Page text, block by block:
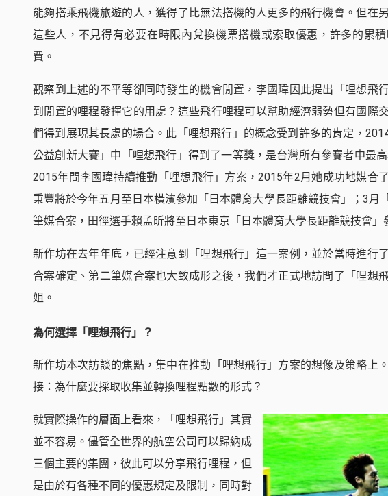
能夠搭乘飛機旅遊的人，獲得了比無法搭機的人更多的飛行機會。但在
這些人，不見得有必要在時限內兌換機票搭機或索取優惠，許多的累
費。
觀察到上述的不平等卻同時發生的機會閒置，李國瑋因此提出「哩想飛
到閒置的哩程發揮它的用處？這些飛行哩程可以幫助經濟弱勢但有國際
們得到展現其長處的場合。此「哩想飛行」的概念受到許多的肯定，
公益創新大賽」中「哩想飛行」得到了一等獎，是台灣所有參賽者中最
2015年間李國瑋持續推動「哩想飛行」方案，2015年2月她成功地媒合
秉豐將於今年五月至日本橫濱參加「日本體育大學長距離競技會」；3月
筆媒合案，田徑選手賴孟昕將至日本東京「日本體育大學長距離競技會」
新作坊在去年年底，已經注意到「哩想飛行」這一案例，並於當時進行
合案確定、第二筆媒合案也大致成形之後，我們才正式地訪問了「哩想
姐。
為何選擇「哩想飛行」？
新作坊本次訪談的焦點，集中在推動「哩想飛行」方案的想像及策略上
接：為什麼要採取收集並轉換哩程點數的形式？
就實際操作的層面上看來，「哩想飛行」其實
並不容易。儘管全世界的航空公司可以歸納成
三個主要的集團，彼此可以分享飛行哩程，但
是由於有各種不同的優惠規定及限制，同時對